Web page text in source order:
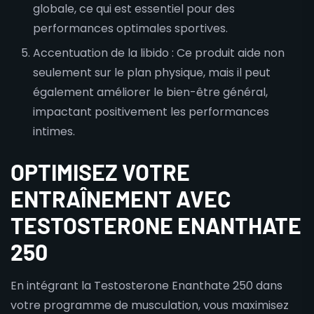
globale, ce qui est essentiel pour des
performances optimales sportives.
Accentuation de la libido : Ce produit aide non
seulement sur le plan physique, mais il peut
également améliorer le bien-être général,
impactant positivement les performances
intimes.
OPTIMISEZ VOTRE
ENTRAÎNEMENT AVEC
TESTOSTERONE ENANTHATE
250
En intégrant la Testosterone Enanthate 250 dans
votre programme de musculation, vous maximisez